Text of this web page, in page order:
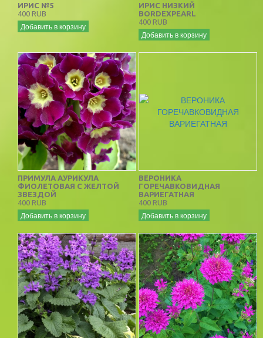
ИРИС №5
400 RUB
Добавить в корзину
ИРИС НИЗКИЙ
BORDEXPEARL
400 RUB
Добавить в корзину
ПРИМУЛА АУРИКУЛА
ФИОЛЕТОВАЯ С ЖЕЛТОЙ
ЗВЕЗДОЙ
400 RUB
Добавить в корзину
ВЕРОНИКА
ГОРЕЧАВКОВИДНАЯ
ВАРИЕГАТНАЯ
400 RUB
Добавить в корзину